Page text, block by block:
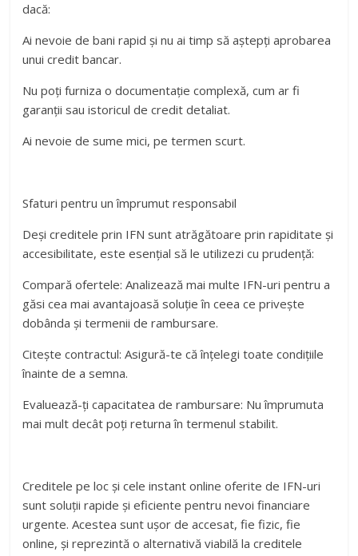
dacă:
Ai nevoie de bani rapid și nu ai timp să aștepți aprobarea
unui credit bancar.
Nu poți furniza o documentație complexă, cum ar fi
garanții sau istoricul de credit detaliat.
Ai nevoie de sume mici, pe termen scurt.
Sfaturi pentru un împrumut responsabil
Deși creditele prin IFN sunt atrăgătoare prin rapiditate și
accesibilitate, este esențial să le utilizezi cu prudență:
Compară ofertele: Analizează mai multe IFN-uri pentru a
găsi cea mai avantajoasă soluție în ceea ce privește
dobânda și termenii de rambursare.
Citește contractul: Asigură-te că înțelegi toate condițiile
înainte de a semna.
Evaluează-ți capacitatea de rambursare: Nu împrumuta
mai mult decât poți returna în termenul stabilit.
Creditele pe loc și cele instant online oferite de IFN-uri
sunt soluții rapide și eficiente pentru nevoi financiare
urgente. Acestea sunt ușor de accesat, fie fizic, fie
online, și reprezintă o alternativă viabilă la creditele